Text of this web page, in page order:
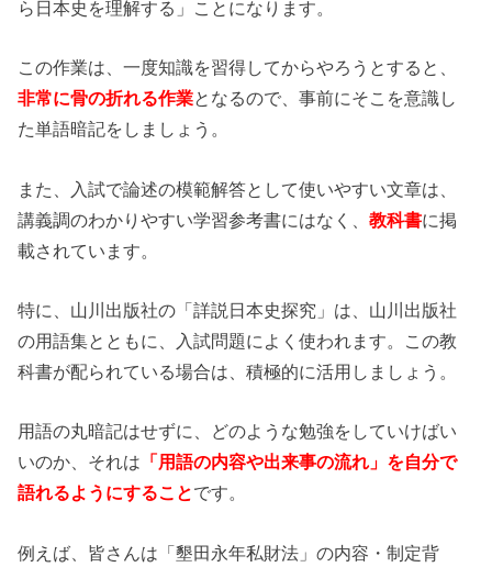
ら日本史を理解する」ことになります。
この作業は、一度知識を習得してからやろうとすると、
非常に骨の折れる作業となるので、事前にそこを意識し
た単語暗記をしましょう。
また、入試で論述の模範解答として使いやすい文章は、
講義調のわかりやすい学習参考書にはなく、教科書に掲
載されています。
特に、山川出版社の「詳説日本史探究」は、山川出版社
の用語集とともに、入試問題によく使われます。この教
科書が配られている場合は、積極的に活用しましょう。
用語の丸暗記はせずに、どのような勉強をしていけばい
いのか、それは 「用語の内容や出来事の流れ」を自分で
語れるようにすることです。
例えば、皆さんは「墾田永年私財法」の内容・制定背